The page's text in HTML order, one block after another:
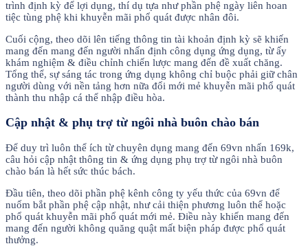
trình định kỳ để lợi dụng, thí dụ tựa như phần phệ ngày liên hoan
tiệc tùng phệ khi khuyễn mãi phổ quát được nhân đôi.
Cuối cộng, theo dõi lên tiếng thông tin tài khoản định kỳ sẽ khiến
mang đến mang đến người nhấn định công dụng ứng dụng, từ ấy
khám nghiệm & điều chỉnh chiến lược mang đến đề xuất chăng.
Tổng thể, sự sáng tác trong ứng dụng không chỉ buộc phải giữ chân
người dùng với nền tảng hơn nữa đổi mới mẻ khuyễn mãi phổ quát
thành thu nhập cá thể nhập điều hòa.
Cập nhật & phụ trợ từ ngôi nhà buôn chào bán
Để duy trì luôn thể ích từ chuyên dụng mang đến 69vn nhấn 169k,
câu hỏi cập nhật thông tin & ứng dụng phụ trợ từ ngôi nhà buôn
chào bán là hết sức thúc bách.
Đầu tiên, theo dõi phần phệ kênh công ty yếu thức của 69vn để
nuốm bắt phần phệ cập nhật, như cải thiện phương luôn thể hoặc
phổ quát khuyễn mãi phổ quát mới mẻ. Điều này khiến mang đến
mang đến người không quăng quật mất biện pháp được phổ quát
thưởng.